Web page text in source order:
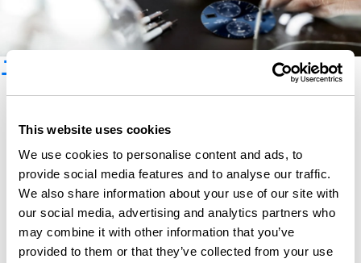
This website uses cookies
We use cookies to personalise content and ads, to
provide social media features and to analyse our traffic.
We also share information about your use of our site with
our social media, advertising and analytics partners who
may combine it with other information that you’ve
provided to them or that they’ve collected from your use
ニュースレター登録